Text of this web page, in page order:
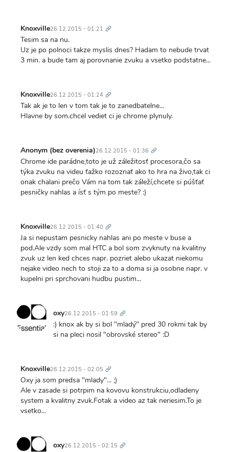
Knoxville26.12.2015 - 01:21 odkaz
Tesim sa na nu.
Uz je po polnoci takze myslis dnes? Hadam to nebude trvat
3 min. a bude tam aj porovnanie zvuku a vsetko podstatne...
Knoxville26.12.2015 - 01:24 odkaz
Tak ak je to len v tom tak je to zanedbatelne...
Hlavne by som.chcel vediet ci je chrome plynuly.
Anonym (bez overenia)26.12.2015 - 01:36 odkaz
Chrome ide parádne,toto je už záležitosť procesora,čo sa
týka zvuku na videu ťažko rozoznať ako to hra na živo,tak ci
onak chalani prečo Vám na tom tak záleží,chcete si púšťať
pesničky nahlas a ísť s tým po meste? :)
Knoxville26.12.2015 - 01:40 odkaz
Ja si nepustam pesnicky nahlas ani po meste v buse a
pod.Ale vzdy som mal HTC a bol som zvyknuty na kvalitny
zvuk uz len ked chces napr. pozriet alebo ukazat niekomu
nejake video nech to stoji za to a doma si ja osobne napr. v
kupelni pri sprchovani hudbu pustim...
oxy26.12.2015 - 01:59 odkaz
:) knox ak by si bol "mladý" pred 30 rokmi tak by
si na pleci nosil "obrovské stereo" :D
Knoxville26.12.2015 - 02:05 odkaz
Oxy ja som predsa "mlady"... ;)
Ale v zasade si potrpim na kovovu konstrukciu,odladeny
system a kvalitny zvuk.Fotak a video az tak neriesim.To je
vsetko...
oxy26.12.2015 - 02:15 odkaz